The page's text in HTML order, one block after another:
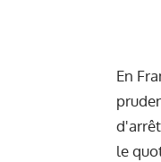
En
le